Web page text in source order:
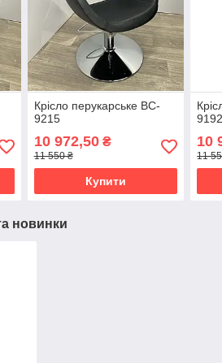
Крісло перукарське BC-
9215
10 972,50₴
11 550 ₴
Купити
10
11
новинки